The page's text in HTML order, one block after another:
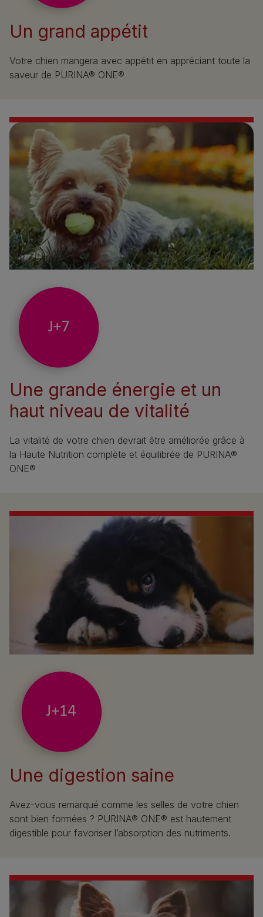
Un grand appétit
Votre chien mangera avec appétit en appréciant toute la
saveur de PURINA® ONE®
Une grande énergie et un
haut niveau de vitalité
La vitalité de votre chien devrait être améliorée grâce à
la Haute Nutrition complète et équilibrée de PURINA®
ONE®
Une digestion saine
Avez-vous remarqué comme les selles de votre chien
sont bien formées ? PURINA® ONE® est hautement
digestible pour favoriser l’absorption des nutriments.